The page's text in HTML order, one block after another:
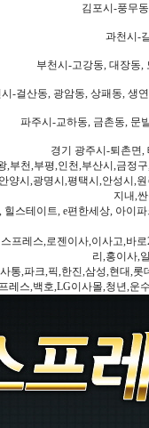
김포시-풍무
과천시-
부천시-고강동, 대장동,
-걸산동, 광암동, 상패동, 생
파주시-교하동, 금촌동, 문
경기 광주시-퇴촌면,
,부천,부평,인천,부산시,금
양시,광명시,평택시,안성시,
지내,
스테이트, e편한세상, 아이
프레스,로젠이사,이사고,바
리,홍이사,
통,파크,픽,한진,삼성,현대,
레스,백호,LG이사몰,청년,운